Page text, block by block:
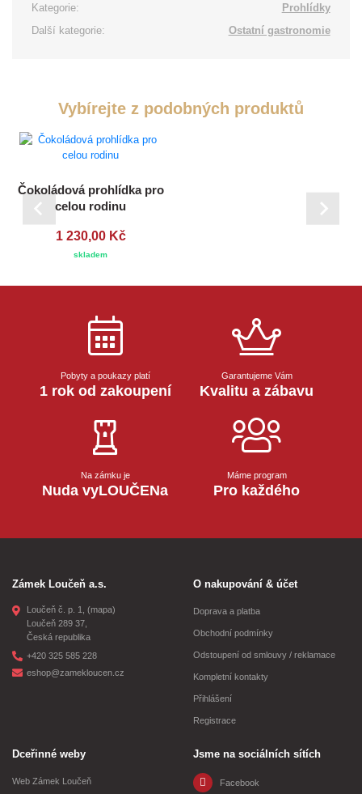
Kategorie:
Prohlídky
Další kategorie:
Ostatní gastronomie
Vybírejte z podobných produktů
Čokoládová prohlídka pro
celou rodinu
1 230,00 Kč
skladem
Pobyty a poukazy platí
1 rok od zakoupení
Garantujeme Vám
Kvalitu a zábavu
Na zámku je
Nuda vyLOUČENa
Máme program
Pro každého
Zámek Loučeň a.s.
Loučeň č. p. 1, (mapa)
Loučeň 289 37,
Česká republika
+420 325 585 228
eshop@zamekloucen.cz
O nakupování & účet
Doprava a platba
Obchodní podmínky
Odstoupení od smlouvy / reklamace
Kompletní kontakty
Přihlášení
Registrace
Dceřinné weby
Web Zámek Loučeň
Jsme na sociálních sítích
Facebook